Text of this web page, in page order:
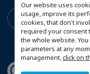
Our website uses
usage, improve its
cookies, that don't
required your consent
the whole website.
parameters at any
management,click on